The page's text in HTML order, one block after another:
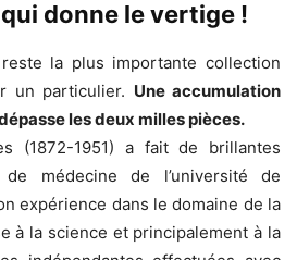
donne le vertige !
reste la plus importante collection
un particulier. Une accumulation
les deux milles pièces.
(1872-1951) a fait de brillantes
médecine de l’université de
expérience dans le domaine de la
à la science et principalement à la